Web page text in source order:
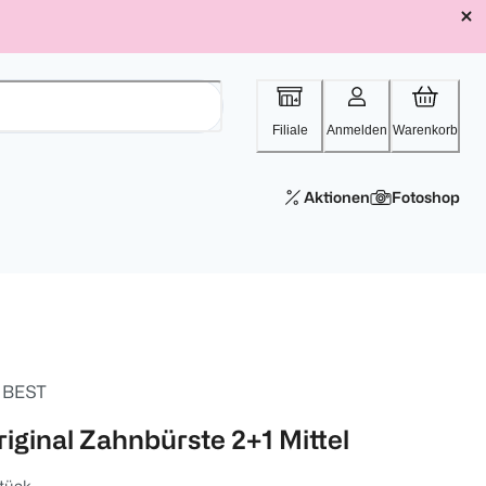
Filiale Anmelden Warenkorb
Aktionen Fotoshop
BEST
Zahnbürste 2+1 Mittel